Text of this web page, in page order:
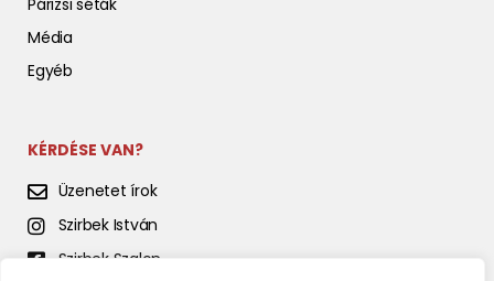
Párizsi séták
Média
Egyéb
KÉRDÉSE VAN?
Üzenetet írok
Szirbek István
Szirbek Szalon